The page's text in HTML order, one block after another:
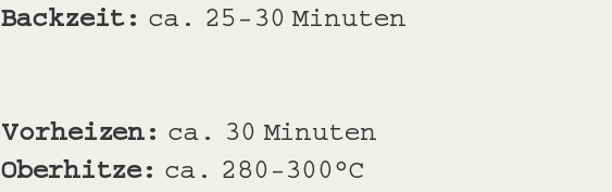
Backzeit: ca. 25-30 Minuten
Vorheizen: ca. 30 Minuten
Oberhitze: ca. 280-300°C